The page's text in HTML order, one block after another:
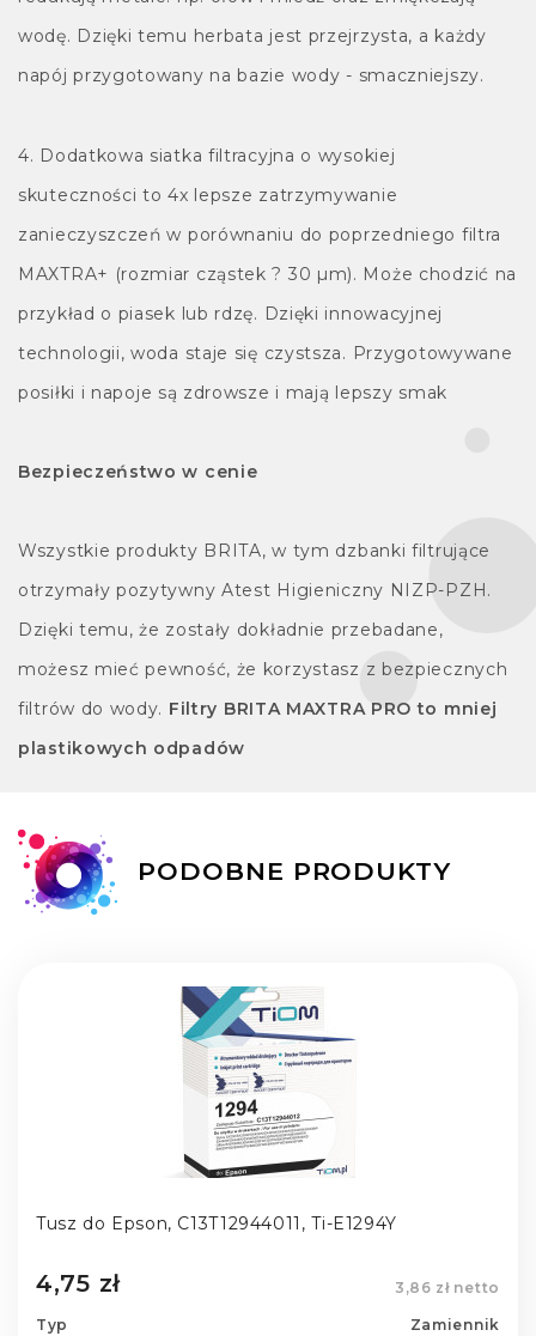
wodę. Dzięki temu herbata jest przejrzysta, a każdy
napój przygotowany na bazie wody - smaczniejszy.
4. Dodatkowa siatka filtracyjna o wysokiej
skuteczności to 4x lepsze zatrzymywanie
zanieczyszczeń w porównaniu do poprzedniego filtra
MAXTRA+ (rozmiar cząstek ? 30 µm). Może chodzić na
przykład o piasek lub rdzę. Dzięki innowacyjnej
technologii, woda staje się czystsza. Przygotowywane
posiłki i napoje są zdrowsze i mają lepszy smak
Bezpieczeństwo w cenie
Wszystkie produkty BRITA, w tym dzbanki filtrujące
otrzymały pozytywny Atest Higieniczny NIZP-PZH.
Dzięki temu, że zostały dokładnie przebadane,
możesz mieć pewność, że korzystasz z bezpiecznych
filtrów do wody. Filtry BRITA MAXTRA PRO to mniej
plastikowych odpadów
PODOBNE PRODUKTY
Tusz do Epson, C13T12944011, Ti-E1294Y
4,75 zł 3,86 zł netto
Typ
Zamiennik